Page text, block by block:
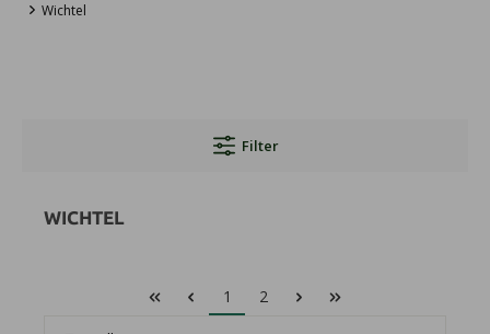
Wichtel
Filter
WICHTEL
1 2